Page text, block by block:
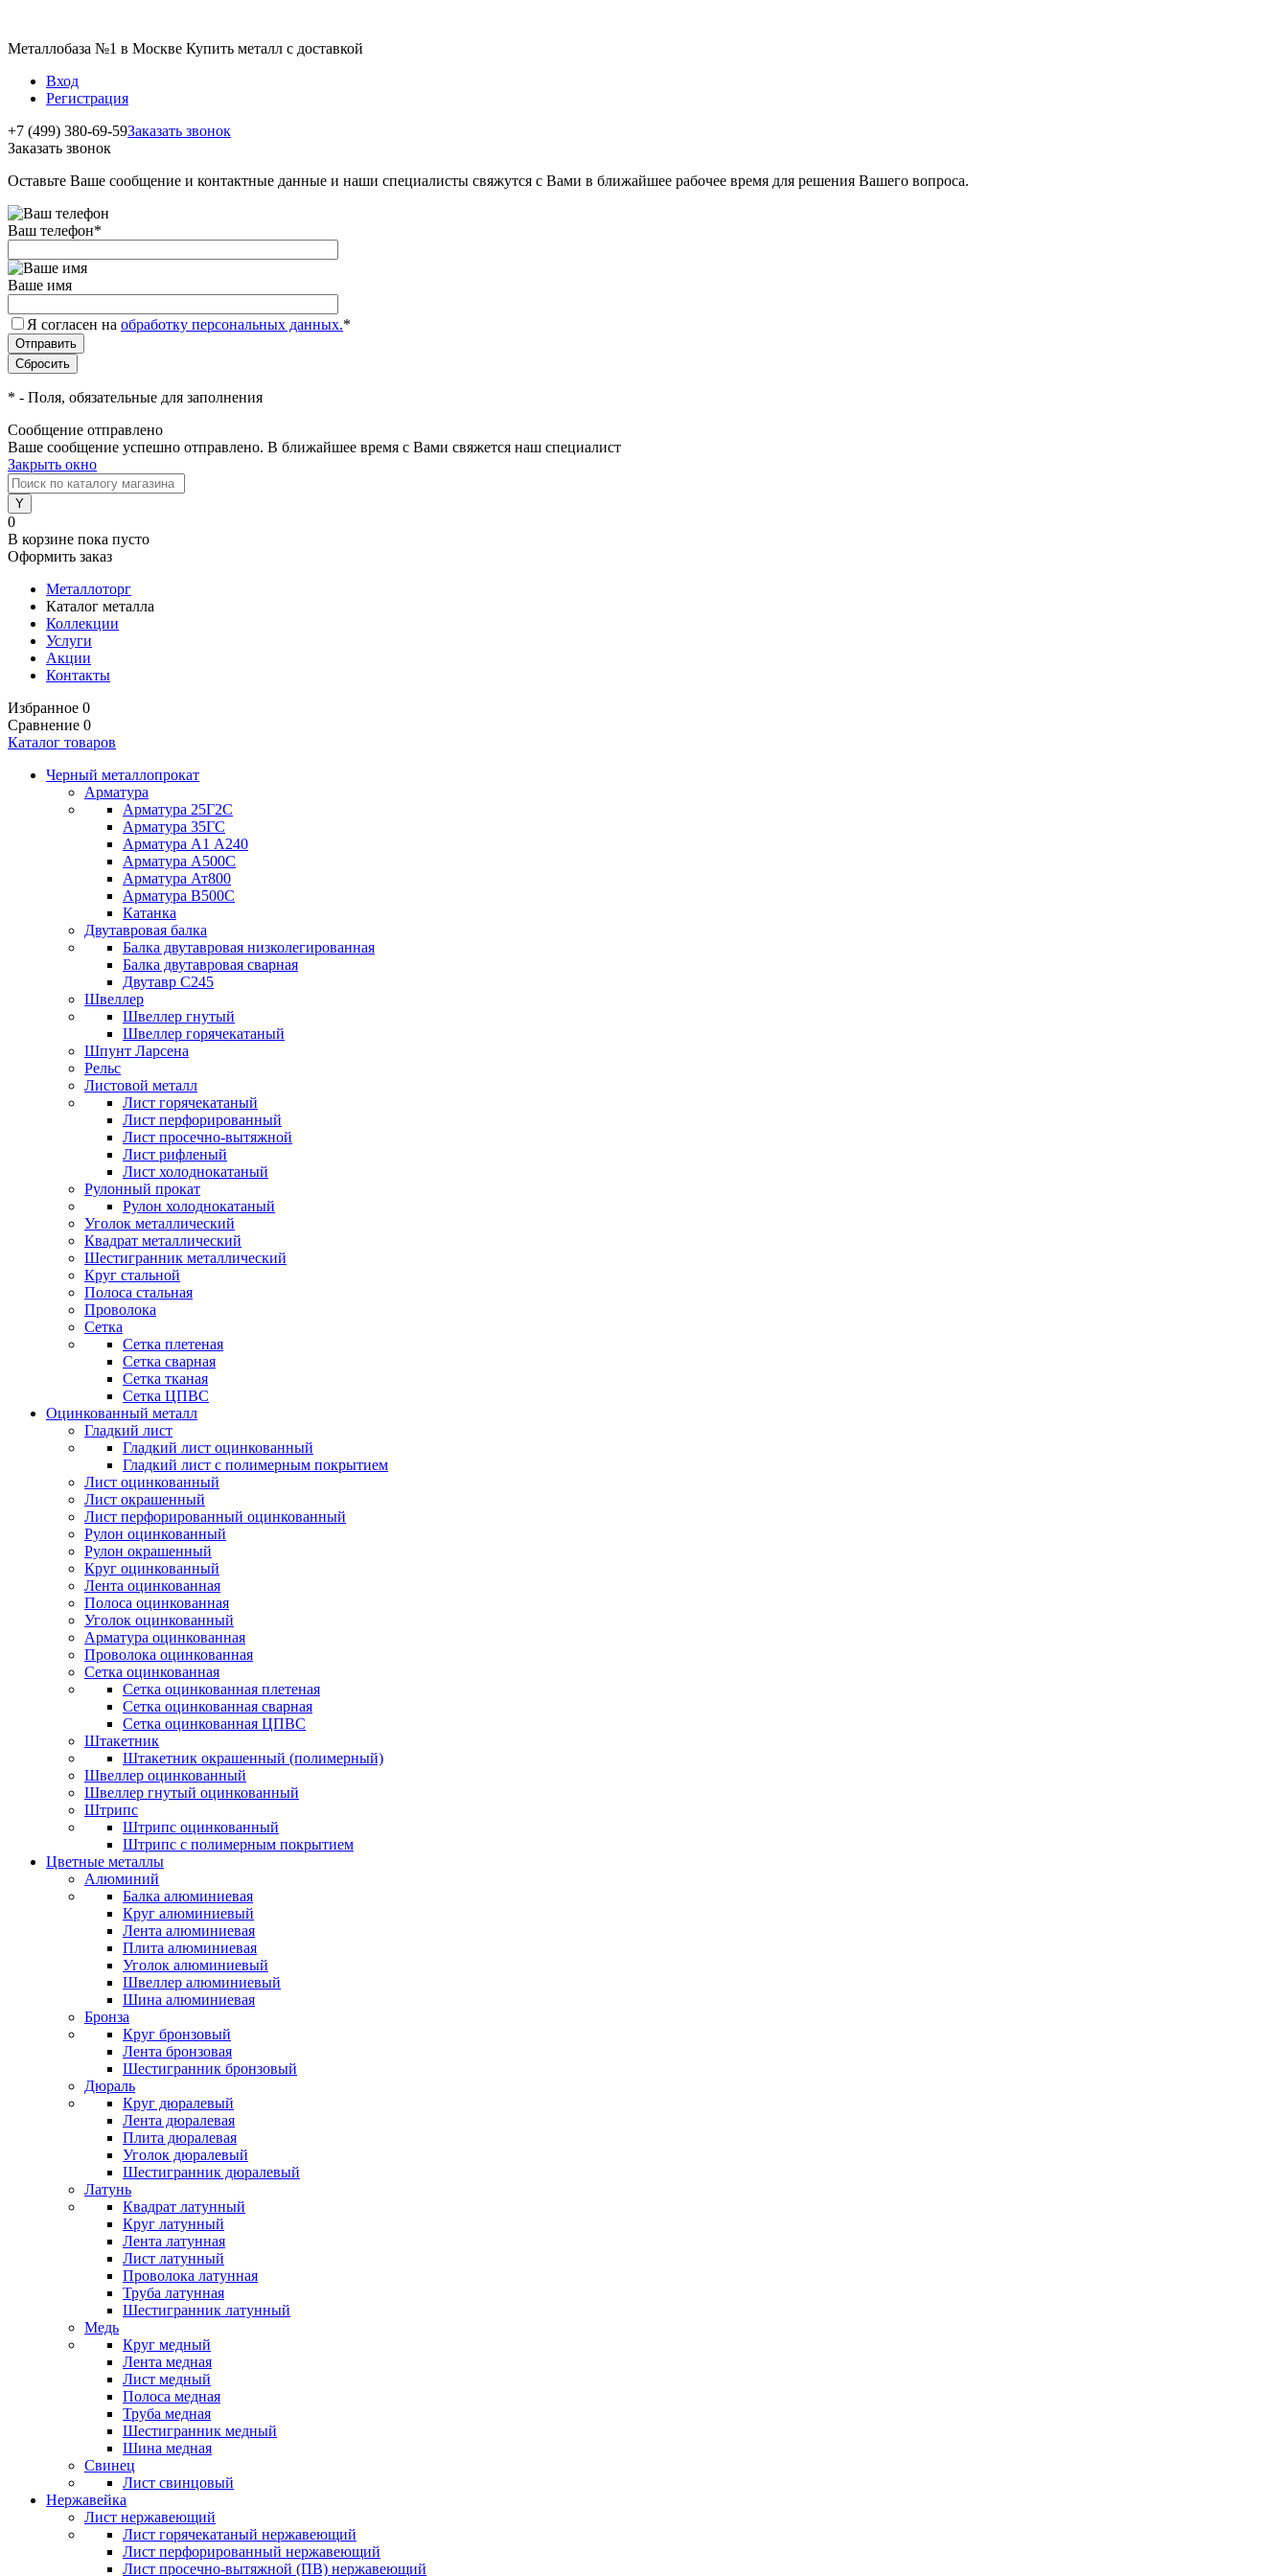
Металлобаза №1 в Москве Купить металл с доставкой
Вход
Регистрация
+7 (499) 380-69-59Заказать звонок
Заказать звонок
Оставьте Ваше сообщение и контактные данные и наши специалисты свяжутся с Вами в ближайшее рабочее время для решения Вашего вопроса.
Ваш телефон*
Ваше имя
Я согласен на обработку персональных данных.*
* - Поля, обязательные для заполнения
Сообщение отправлено
Ваше сообщение успешно отправлено. В ближайшее время с Вами свяжется наш специалист
Закрыть окно
0
В корзине пока пусто
Оформить заказ
Металлоторг
Каталог металла
Коллекции
Услуги
Акции
Контакты
Избранное 0
Сравнение 0
Каталог товаров
Черный металлопрокат
Арматура
Арматура 25Г2С
Арматура 35ГС
Арматура А1 А240
Арматура А500С
Арматура Ат800
Арматура В500С
Катанка
Двутавровая балка
Балка двутавровая низколегированная
Балка двутавровая сварная
Двутавр С245
Швеллер
Швеллер гнутый
Швеллер горячекатаный
Шпунт Ларсена
Рельс
Листовой металл
Лист горячекатаный
Лист перфорированный
Лист просечно-вытяжной
Лист рифленый
Лист холоднокатаный
Рулонный прокат
Рулон холоднокатаный
Уголок металлический
Квадрат металлический
Шестигранник металлический
Круг стальной
Полоса стальная
Проволока
Сетка
Сетка плетеная
Сетка сварная
Сетка тканая
Сетка ЦПВС
Оцинкованный металл
Гладкий лист
Гладкий лист оцинкованный
Гладкий лист с полимерным покрытием
Лист оцинкованный
Лист окрашенный
Лист перфорированный оцинкованный
Рулон оцинкованный
Рулон окрашенный
Круг оцинкованный
Лента оцинкованная
Полоса оцинкованная
Уголок оцинкованный
Арматура оцинкованная
Проволока оцинкованная
Сетка оцинкованная
Сетка оцинкованная плетеная
Сетка оцинкованная сварная
Сетка оцинкованная ЦПВС
Штакетник
Штакетник окрашенный (полимерный)
Швеллер оцинкованный
Швеллер гнутый оцинкованный
Штрипс
Штрипс оцинкованный
Штрипс с полимерным покрытием
Цветные металлы
Алюминий
Балка алюминиевая
Круг алюминиевый
Лента алюминиевая
Плита алюминиевая
Уголок алюминиевый
Швеллер алюминиевый
Шина алюминиевая
Бронза
Круг бронзовый
Лента бронзовая
Шестигранник бронзовый
Дюраль
Круг дюралевый
Лента дюралевая
Плита дюралевая
Уголок дюралевый
Шестигранник дюралевый
Латунь
Квадрат латунный
Круг латунный
Лента латунная
Лист латунный
Проволока латунная
Труба латунная
Шестигранник латунный
Медь
Круг медный
Лента медная
Лист медный
Полоса медная
Труба медная
Шестигранник медный
Шина медная
Свинец
Лист свинцовый
Нержавейка
Лист нержавеющий
Лист горячекатаный нержавеющий
Лист перфорированный нержавеющий
Лист просечно-вытяжной (ПВ) нержавеющий